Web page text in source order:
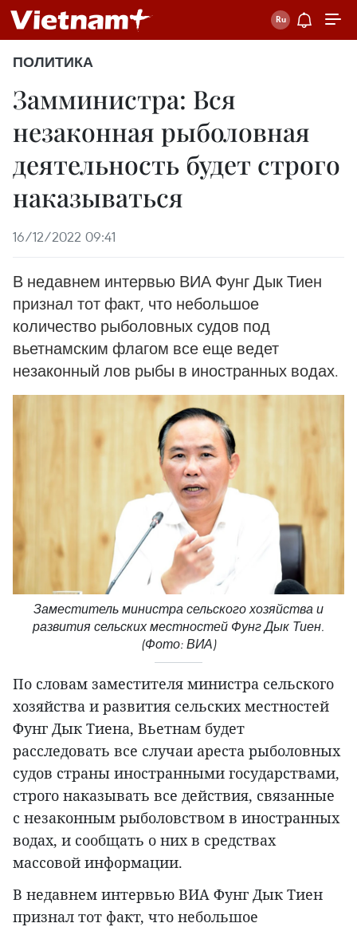
ПОЛИТИКА
Замминистра: Вся
незаконная рыболовная
деятельность будет строго
наказываться
16/12/2022 09:41
В недавнем интервью ВИА Фунг Дык Тиен
признал тот факт, что небольшое
количество рыболовных судов под
вьетнамским флагом все еще ведет
незаконный лов рыбы в иностранных водах.
Заместитель министра сельского хозяйства и
развития сельских местностей Фунг Дык Тиен.
(Фото: ВИА)
По словам заместителя министра сельского
хозяйства и развития сельских местностей
Фунг Дык Тиена, Вьетнам будет
расследовать все случаи ареста рыболовных
судов страны иностранными государствами,
строго наказывать все действия, связанные
с незаконным рыболовством в иностранных
водах, и сообщать о них в средствах
массовой информации.
В недавнем интервью ВИА Фунг Дык Тиен
признал тот факт, что небольшое